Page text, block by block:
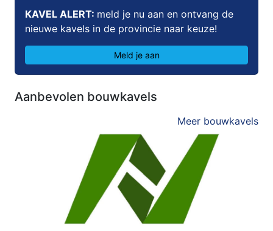
KAVEL ALERT: meld je nu aan en ontvang de
nieuwe kavels in de provincie naar keuze!
Meld je aan
Aanbevolen bouwkavels
Meer bouwkavels